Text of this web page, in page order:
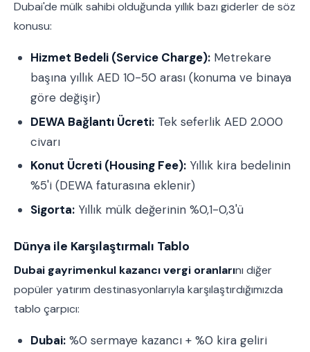
Dubai'de mülk sahibi olduğunda yıllık bazı giderler de söz
konusu:
Hizmet Bedeli (Service Charge): Metrekare
başına yıllık AED 10-50 arası (konuma ve binaya
göre değişir)
DEWA Bağlantı Ücreti: Tek seferlik AED 2.000
civarı
Konut Ücreti (Housing Fee): Yıllık kira bedelinin
%5'i (DEWA faturasına eklenir)
Sigorta: Yıllık mülk değerinin %0,1-0,3'ü
Dünya ile Karşılaştırmalı Tablo
Dubai gayrimenkul kazancı vergi oranlarını diğer
popüler yatırım destinasyonlarıyla karşılaştırdığımızda
tablo çarpıcı:
Dubai: %0 sermaye kazancı + %0 kira geliri